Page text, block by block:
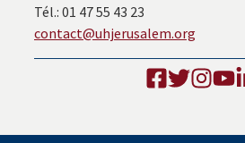
Tél.: 01 47 55 43 23
contact@uhjerusalem.org